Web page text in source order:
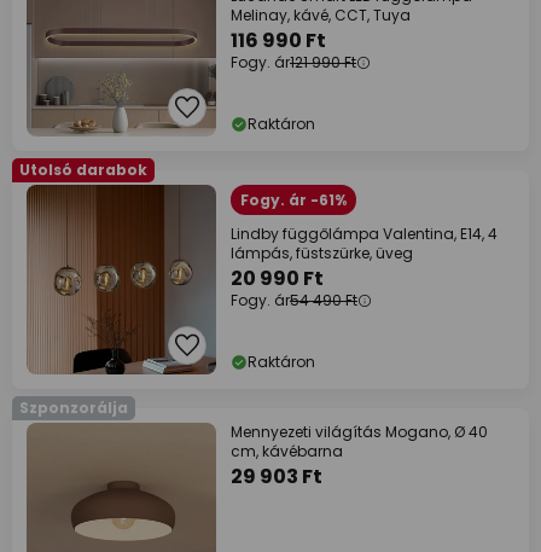
Melinay, kávé, CCT, Tuya
116 990 Ft
Fogy. ár121 990 Ft
Raktáron
Utolsó darabok
Fogy. ár -61%
Lindby függőlámpa Valentina, E14, 4
lámpás, füstszürke, üveg
20 990 Ft
Fogy. ár54 490 Ft
Raktáron
Szponzorálja
Mennyezeti világítás Mogano, Ø 40
cm, kávébarna
29 903 Ft